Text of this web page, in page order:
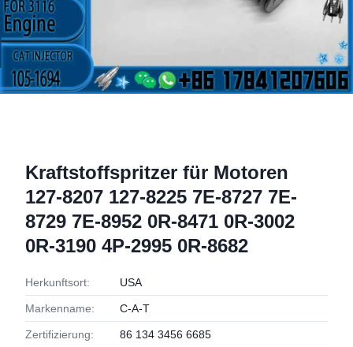
Kraftstoffspritzer für Motoren
127-8207 127-8225 7E-8727 7E-
8729 7E-8952 0R-8471 0R-3002
0R-3190 4P-2995 0R-8682
Herkunftsort: USA
Markenname: C-A-T
Zertifizierung: 86 134 3456 6685